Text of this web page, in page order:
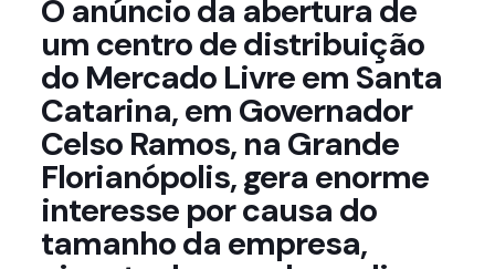
O anúncio da abertura de
um centro de distribuição
do Mercado Livre em Santa
Catarina, em Governador
Celso Ramos, na Grande
Florianópolis, gera enorme
interesse por causa do
tamanho da empresa,